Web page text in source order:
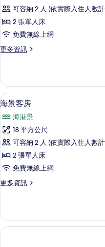
級
客
房
的
所
相
片
可容納 2 人 (依實際入住人數
2 張單人床
免費無線上網
更多資訊
更
客
房
的
情
顯
示
海
景
客
房
的
所
相
片
4
海景客房
海港景
18 平方公尺
可容納 2 人 (依實際入住人數
2 張單人床
免費無線上網
更多資訊
更
客
房
的